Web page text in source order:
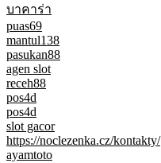
บาคาร่า
puas69
mantul138
pasukan88
agen slot
receh88
pos4d
pos4d
slot gacor
https://noclezenka.cz/kontakty/
ayamtoto